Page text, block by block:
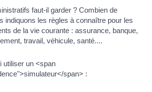
faut-il garder ? Combien de
indiquons les règles à connaître pour les
de la vie courante : assurance, banque,
travail, véhicule, santé....
utiliser un <span
span> :